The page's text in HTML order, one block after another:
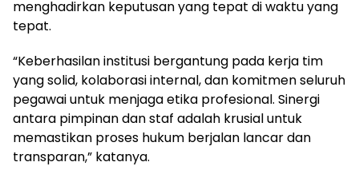
menghadirkan keputusan yang tepat di waktu yang
tepat.
“Keberhasilan institusi bergantung pada kerja tim
yang solid, kolaborasi internal, dan komitmen seluruh
pegawai untuk menjaga etika profesional. Sinergi
antara pimpinan dan staf adalah krusial untuk
memastikan proses hukum berjalan lancar dan
transparan,” katanya.